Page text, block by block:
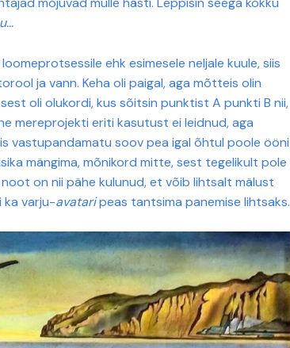
ehk esimesele neljale kuule, siis
ja vann. Keha oli paigal, aga mõtteis olin
oli olukordi, kus sõitsin punktist A punkti B nii,
mereprojekti eriti kasutust ei leidnud, aga
vastupandamatu soov pea igal õhtul poole ööni
mängima, mõnikord mitte, sest tegelikult pole
on nii pähe kulunud, et võib lihtsalt mälust
ka varju-avataripeas tantsima panemise lihtsaks.